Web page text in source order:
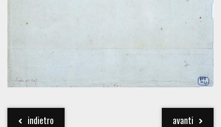
indietro avanti